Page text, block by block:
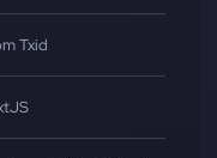
Txid